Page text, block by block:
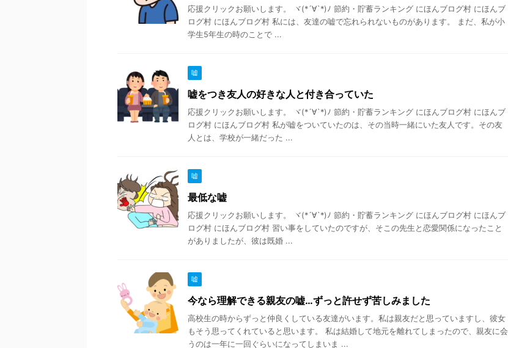
応援クリックお願いします。 ヾ(*´∀`*)ﾉ 節約・貯蓄ランキング にほんブログ村 にほんブ
ログ村 にほんブログ村 私には、友達の嘘で忘れられないものがあります。 まだ、私が小
学生5年生の時のことで ...
嘘
嘘をつき友人の好きな人と付き合っていた
応援クリックお願いします。 ヾ(*´∀`*)ﾉ 節約・貯蓄ランキング にほんブログ村 にほんブ
ログ村 にほんブログ村 私が嘘をついていたのは、その当時一緒にいた友人です。その友
人とは、学校が一緒だった ...
嘘
最低な嘘
応援クリックお願いします。 ヾ(*´∀`*)ﾉ 節約・貯蓄ランキング にほんブログ村 にほんブ
ログ村 にほんブログ村 習い事をしていたのですが、そこの先生と恋愛関係になったこと
がありましたが、彼は既婚 ...
嘘
今なら理解できる親友の嘘…ずっと許せず苦しみました
高校生の時からずっと仲良くしている友達がいます。私は親友だと思っていますし、彼女
もそう思ってくれていると思います。 私は結婚して地元を離れてしまったので、親友に会
うのは一年に一回ぐらいになってしまいま ...